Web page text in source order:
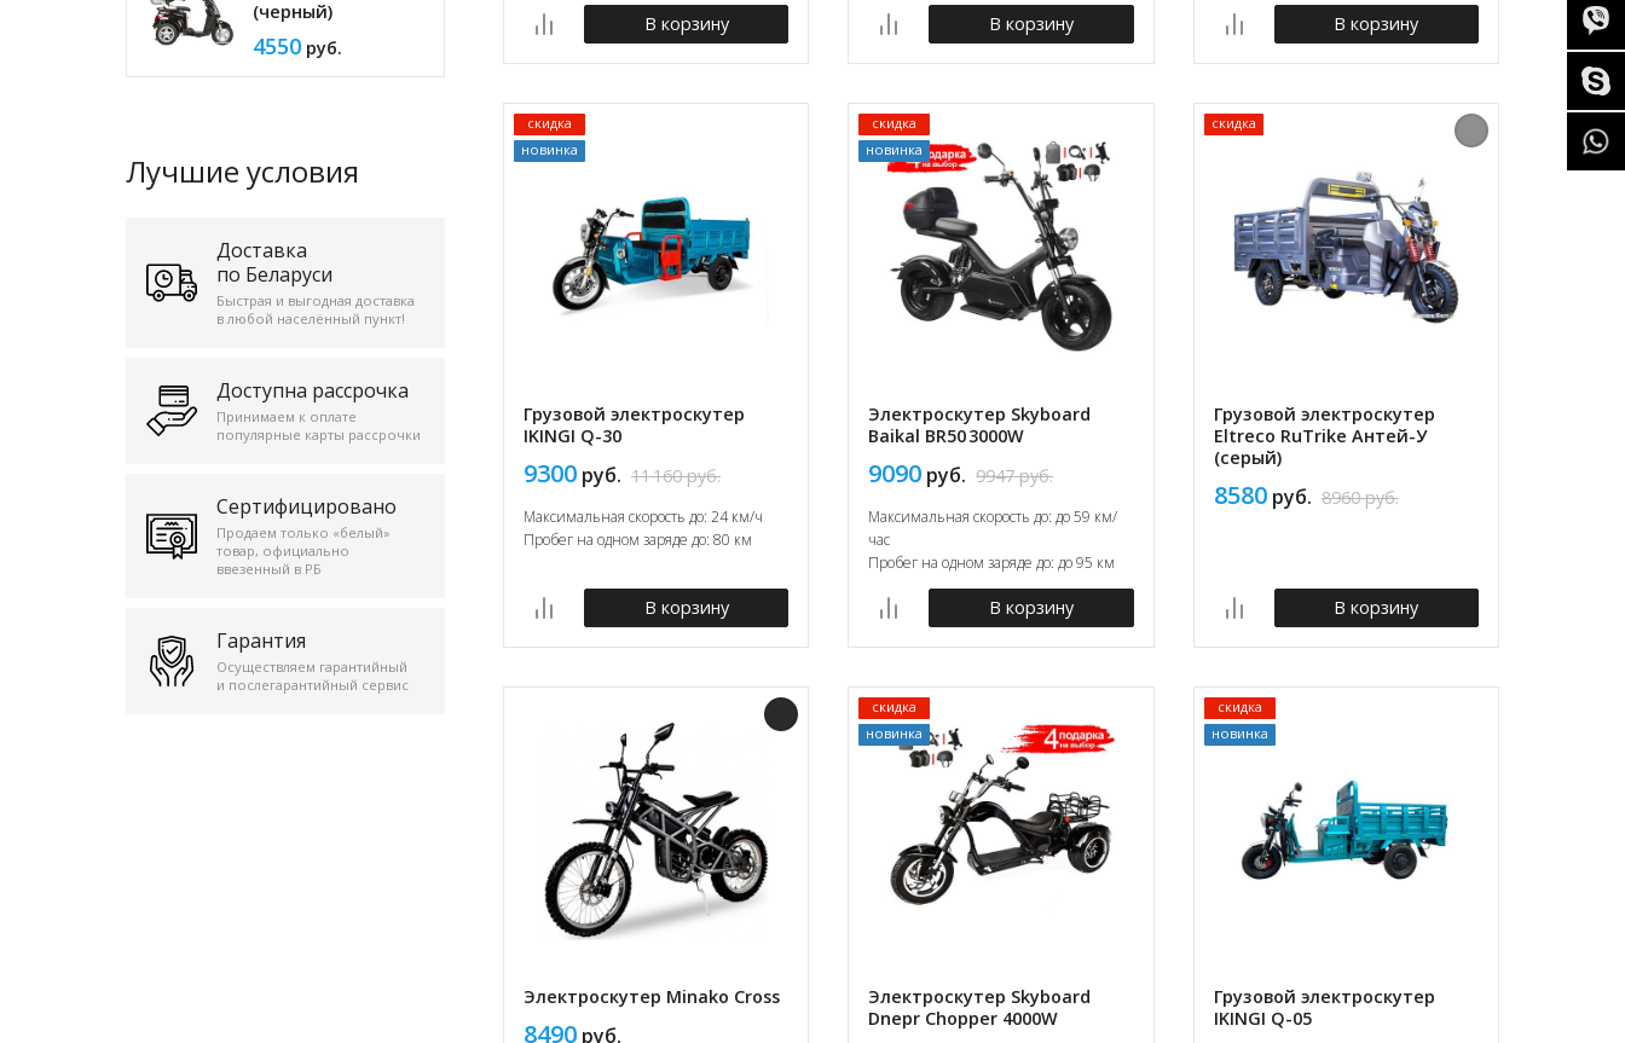
(черный)
4550 руб.
Лучшие условия
Доставка
по Беларуси
Быстрая и выгодная доставка
в любой населённый пункт!
Доступна рассрочка
Принимаем к оплате
популярные карты рассрочки
Сертифицировано
Продаем только «белый»
товар, официально
ввезенный в РБ
Гарантия
Осуществляем гарантийный
и послегарантийный сервис
В корзину В корзину В корзину
скидка
новинка
Грузовой электроскутер
IKINGI Q-30
9300 руб. 11 160руб.
Максимальная скорость до: 24 км/ч
Пробег на одном заряде до: 80 км
В корзину
скидка
новинка
Электроскутер Skyboard
Baikal BR50 3000W
9090 руб. 9947руб.
Максимальная скорость до: до 59 км/
час
Пробег на одном заряде до: до 95 км
В корзину
скидка
Грузовой электроскутер
Eltreco RuTrike Антей-У
(серый)
8580руб. 8960руб.
В корзину
Электроскутер Minako Cross
8490 руб.
скидка
новинка
Электроскутер Skyboard
Dnepr Chopper 4000W
скидка
новинка
Грузовой электроскутер
IKINGI Q-05